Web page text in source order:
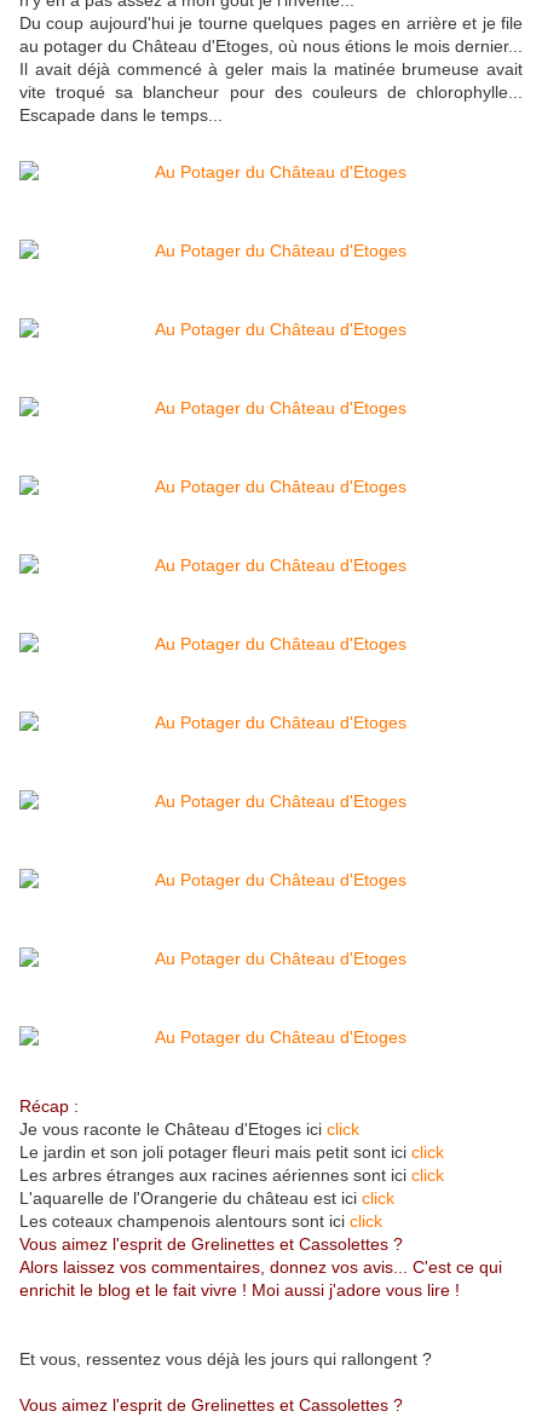
Du coup aujourd'hui je tourne quelques pages en arrière et je file
au potager du Château d'Etoges, où nous étions le mois dernier...
Il avait déjà commencé à geler mais la matinée brumeuse avait
vite troqué sa blancheur pour des couleurs de chlorophylle...
Escapade dans le temps...
Récap :
Je vous raconte le Château d'Etoges ici click
Le jardin et son joli potager fleuri mais petit sont ici click
Les arbres étranges aux racines aériennes sont ici click
L'aquarelle de l'Orangerie du château est ici click
Les coteaux champenois alentours sont ici click
Vous aimez l'esprit de Grelinettes et Cassolettes ?
Alors laissez vos commentaires, donnez vos avis... C'est ce qui
enrichit le blog et le fait vivre ! Moi aussi j'adore vous lire !
Et vous, ressentez vous déjà les jours qui rallongent ?
Vous aimez l'esprit de Grelinettes et Cassolettes ?